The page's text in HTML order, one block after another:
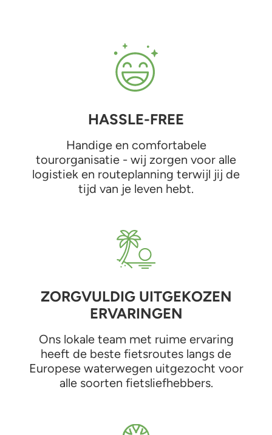
HASSLE-FREE
Handige en comfortabele
tourorganisatie - wij zorgen voor alle
logistiek en routeplanning terwijl jij de
tijd van je leven hebt.
ZORGVULDIG UITGEKOZEN
ERVARINGEN
Ons lokale team met ruime ervaring
heeft de beste fietsroutes langs de
Europese waterwegen uitgezocht voor
alle soorten fietsliefhebbers.